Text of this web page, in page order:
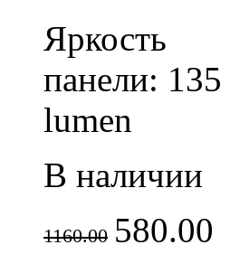
Яркость
панели: 135
lumen
В наличии
1160.00 580.00